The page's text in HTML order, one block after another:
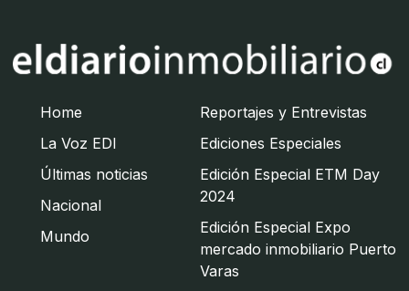
Home
La Voz EDI
Últimas noticias
Nacional
Mundo
Reportajes y Entrevistas
Ediciones Especiales
Edición Especial ETM Day
2024
Edición Especial Expo
mercado inmobiliario Puerto
Varas